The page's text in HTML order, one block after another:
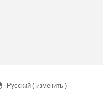
Русский ( изменить )